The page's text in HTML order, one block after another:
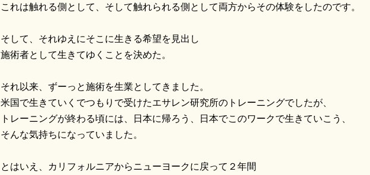
これは触れる側として、そして触れられる側として両方からその体験をしたのです。
そして、それゆえにそこに生きる希望を見出し
施術者として生きてゆくことを決めた。
それ以来、ずーっと施術を生業としてきました。
米国で生きていくでつもりで受けたエサレン研究所のトレーニングでしたが、
トレーニングが終わる頃には、日本に帰ろう、日本でこのワークで生きていこう、
そんな気持ちになっていました。
とはいえ、カリフォルニアからニューヨークに戻って２年間